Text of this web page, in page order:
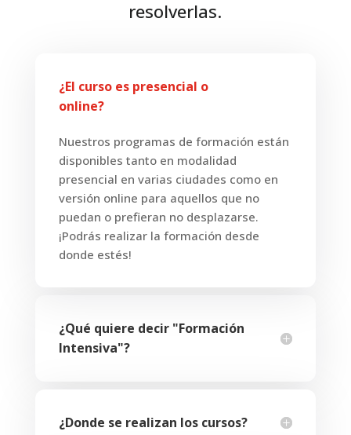
resolverlas.
¿El curso es presencial o
online?
Nuestros programas de formación están
disponibles tanto en modalidad
presencial en varias ciudades como en
versión online para aquellos que no
puedan o prefieran no desplazarse.
¡Podrás realizar la formación desde
donde estés!
¿Qué quiere decir "Formación
Intensiva"?
¿Donde se realizan los cursos?